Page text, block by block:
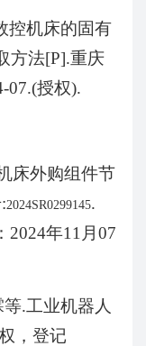
控机床的固有
方法[P].重庆
07.(授权).
床外购组件节
:2024SR0299145.
2024年11 月 07
等.工业机器人
，登记